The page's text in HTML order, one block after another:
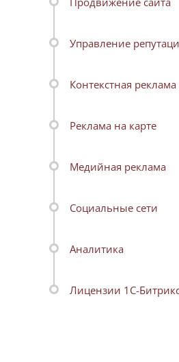
Управление
Контекстная реклама
Реклама на карте
Медийная реклама
Социальные сети
Аналитика
Лицензии 1С-